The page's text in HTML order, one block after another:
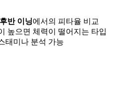
반 이닝에서의 피타율 비교
높으면 체력이 떨어지는 타입
태미나 분석 가능